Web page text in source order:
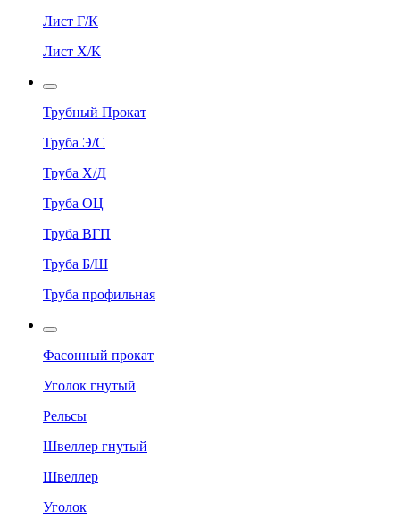
Лист Г/К
Лист Х/К
Трубный Прокат
Труба Э/С
Труба Х/Д
Труба ОЦ
Труба ВГП
Труба Б/Ш
Труба профильная
Фасонный прокат
Уголок гнутый
Рельсы
Швеллер гнутый
Швеллер
Уголок